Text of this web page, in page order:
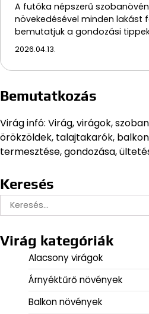
A futóka népszerű
növekedésével minden lakást
bemutatjuk a gondozási
2026.04.13.
Bemutatkozás
Virág infó: Virág, virágok,
örökzöldek, talajtakarók,
termesztése, gondozása,
Keresés
Keresés:
Virág kategóriák
Alacsony virágok
Árnyéktűrő növények
Balkon növények